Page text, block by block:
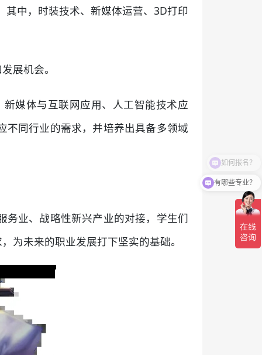
中，时装技术、新媒体运营、3D打印
展机会。
媒体与互联网应用、人工智能技术应
不同行业的需求，并培养出具备多领域
务业、战略性新兴产业的对接，学生们
为未来的职业发展打下坚实的基础。
有哪些专业？